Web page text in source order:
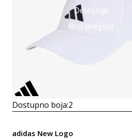
Detaljnije
Brzi pregled
Dostupno boja:2
adidas New Logo